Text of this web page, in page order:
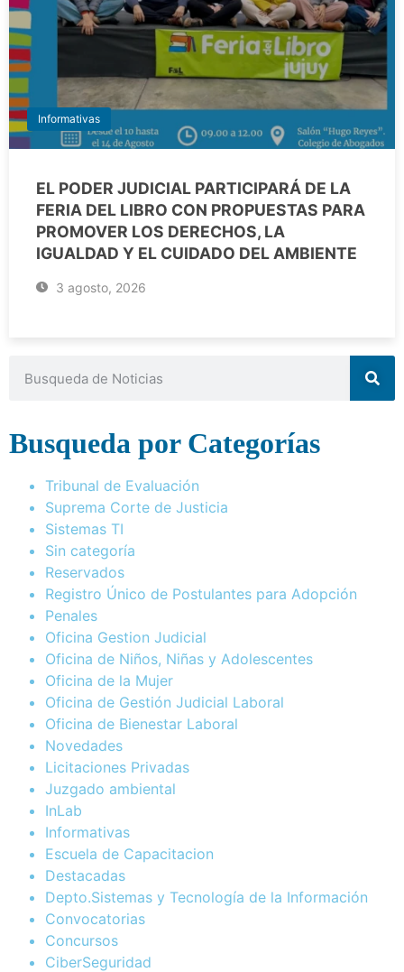
Informativas
EL PODER JUDICIAL PARTICIPARÁ DE LA
FERIA DEL LIBRO CON PROPUESTAS PARA
PROMOVER LOS DERECHOS, LA
IGUALDAD Y EL CUIDADO DEL AMBIENTE
3 agosto, 2026
Busqueda por Categorías
Tribunal de Evaluación
Suprema Corte de Justicia
Sistemas TI
Sin categoría
Reservados
Registro Único de Postulantes para Adopción
Penales
Oficina Gestion Judicial
Oficina de Niños, Niñas y Adolescentes
Oficina de la Mujer
Oficina de Gestión Judicial Laboral
Oficina de Bienestar Laboral
Novedades
Licitaciones Privadas
Juzgado ambiental
InLab
Informativas
Escuela de Capacitacion
Destacadas
Depto.Sistemas y Tecnología de la Información
Convocatorias
Concursos
CiberSeguridad